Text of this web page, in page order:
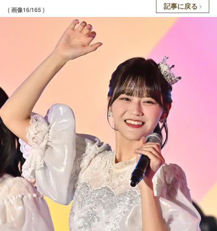
( 画像16/165 ) 記事に戻る